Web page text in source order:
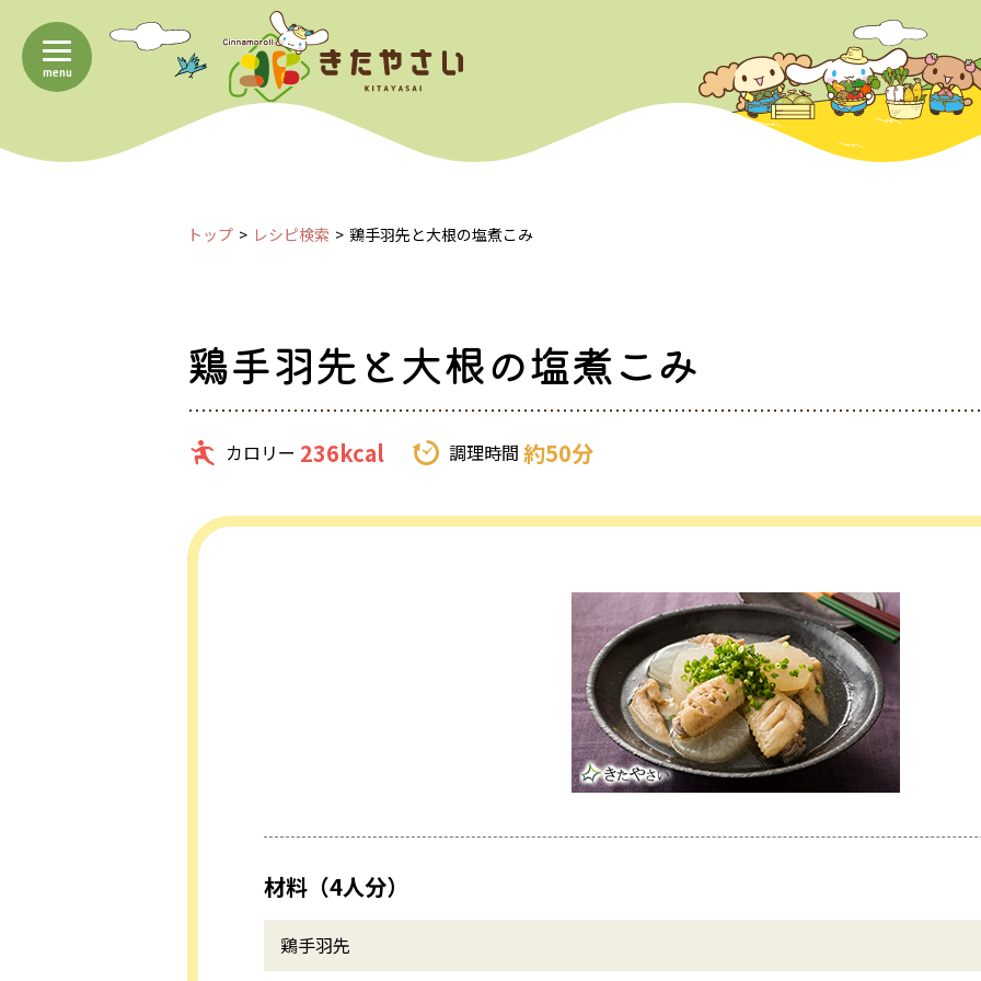
menu
トップ レシピ検索 鶏手羽先と大根の塩煮こみ
鶏手羽先と大根の塩煮こみ
カロリー 236kcal 調理時間 約50分
材料（4人分）
鶏手羽先